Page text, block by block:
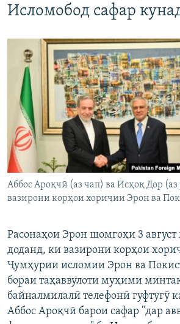
Исломобод сафар
Аббос Ароқчӣ (аз чап) ва Исҳоқ Дор (аз
вазирони корҳои хориҷии Эрон ва
Расонаҳои Эрон шомгоҳи 3 август
доданд, ки вазирони корҳои
Ҷумҳурии исломии Эрон ва
бораи таҳаввулоти муҳими
байналмилалӣ телефонӣ гуфтугӯ
Аббос Ароқчӣ барои сафар "дар